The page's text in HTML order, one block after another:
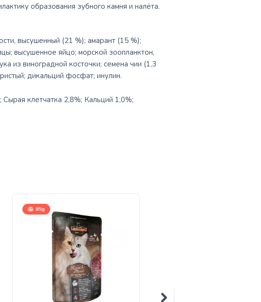
образования зубного камня и налёта.
высушенный (21 %); амарант (15 %);
высушенное яйцо; морской зоопланктон,
из виноградной косточки; cемена чии (1,3
дикальций фосфат; инулин.
клетчатка 2,8%; Кальций 1,0%;
85g